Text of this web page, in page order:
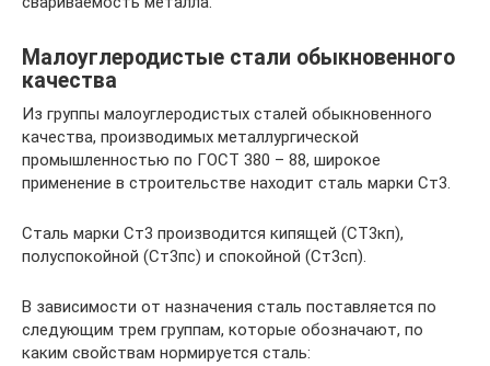
Малоуглеродистые стали обыкновенного
качества
Из группы малоуглеродистых сталей обыкновенного
качества, производимых металлургической
промышленностью по ГОСТ 380 – 88, широкое
применение в строительстве находит сталь марки Ст3.
Сталь марки Ст3 производится кипящей (СТ3кп),
полуспокойной (Ст3пс) и спокойной (Ст3сп).
В зависимости от назначения сталь поставляется по
следующим трем группам, которые обозначают, по
каким свойствам нормируется сталь: